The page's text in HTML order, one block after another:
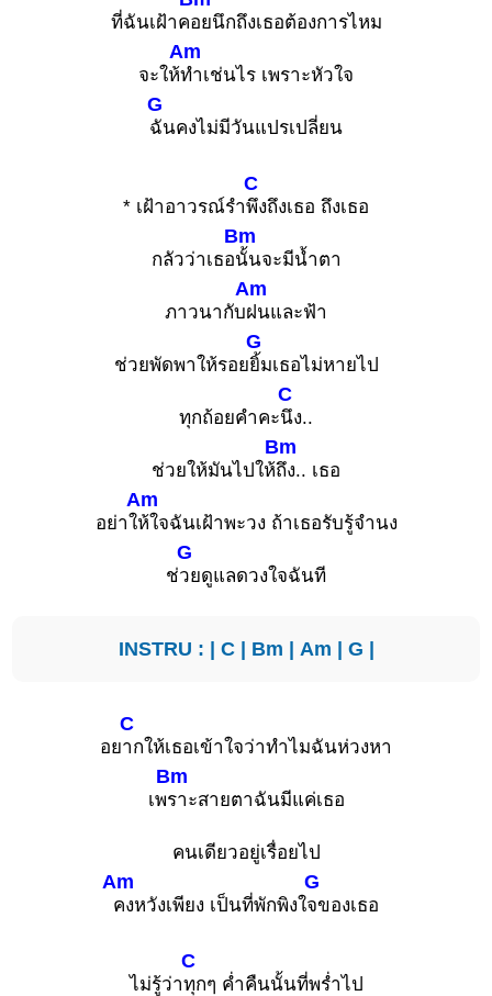
ที่ฉันเฝ้าคอยนึกถึงเธอต้องการไหม
จะให้
Am
ทำเช่นไร เพราะหัวใจ
G
ฉันคงไม่มีวันแปรเปลี่ยน
* เฝ้าอาวรณ์รำ
C
พึงถึงเธอ ถึงเธอ
กลัวว่าเธอ
Bm
นั้นจะมีน้ำตา
ภาวนากับ
Am
ฝนและฟ้า
ช่วยพัดพาให้รอย
G
ยิ้มเธอไม่หายไป
ทุกถ้อยคำคะ
C
นึง..
ช่วยให้มันไปให้
Bm
ถึง.. เธอ
อย่าใ
Am
ห้ใจฉันเฝ้าพะวง ถ้าเธอรับรู้จำนง
ช่
G
วยดูแลดวงใจฉันที
INSTRU : | C| Bm | Am | G |
อย
C
ากให้เธอเข้าใจว่าทำไมฉันห่วงหา
เพ
Bm
ราะสายตาฉันมีแค่เธอ
คนเดียวอยู่เรื่อยไป
Am
คงหวังเพียง เป็นที่พักพิงใ
G
จของเธอ
ไม่รู้ว่า
C
ทุกๆ ค่ำคืนนั้นที่พร่ำไป